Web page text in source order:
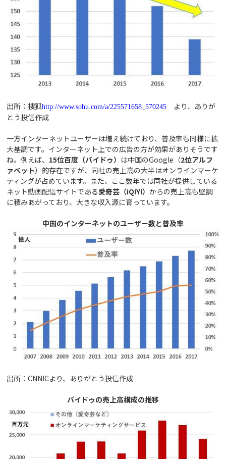
出所：捜狐http://www.sohu.com/a/225571658_570245
より、ありが
とう投信作成
一方インターネットユーザーは増え続けており、普及率も同様に拡
大基調です。インターネット上での広告の方が効果がありそうです
ね。例えば、 15位百度（バイドゥ） は中国のGoogle（2位アルフ
ァベット）的存在ですが、同社の売上高の大半はオンラインマーケ
ティングが占めています。また、ここ数年では同社が提供している
ネット動画配信サイトである愛奇芸（iQIYI）からの売上高も堅調
に積みあがっており、大きな収入源に育っています。
中国のインターネットのユーザー数と普及率
出所：CNNICより、ありがとう投信作成
バイドゥの売上高構成の推移